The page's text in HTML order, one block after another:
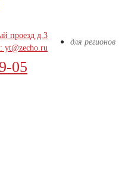
проезд д.3
yt@zecho.ru
для регионов
05